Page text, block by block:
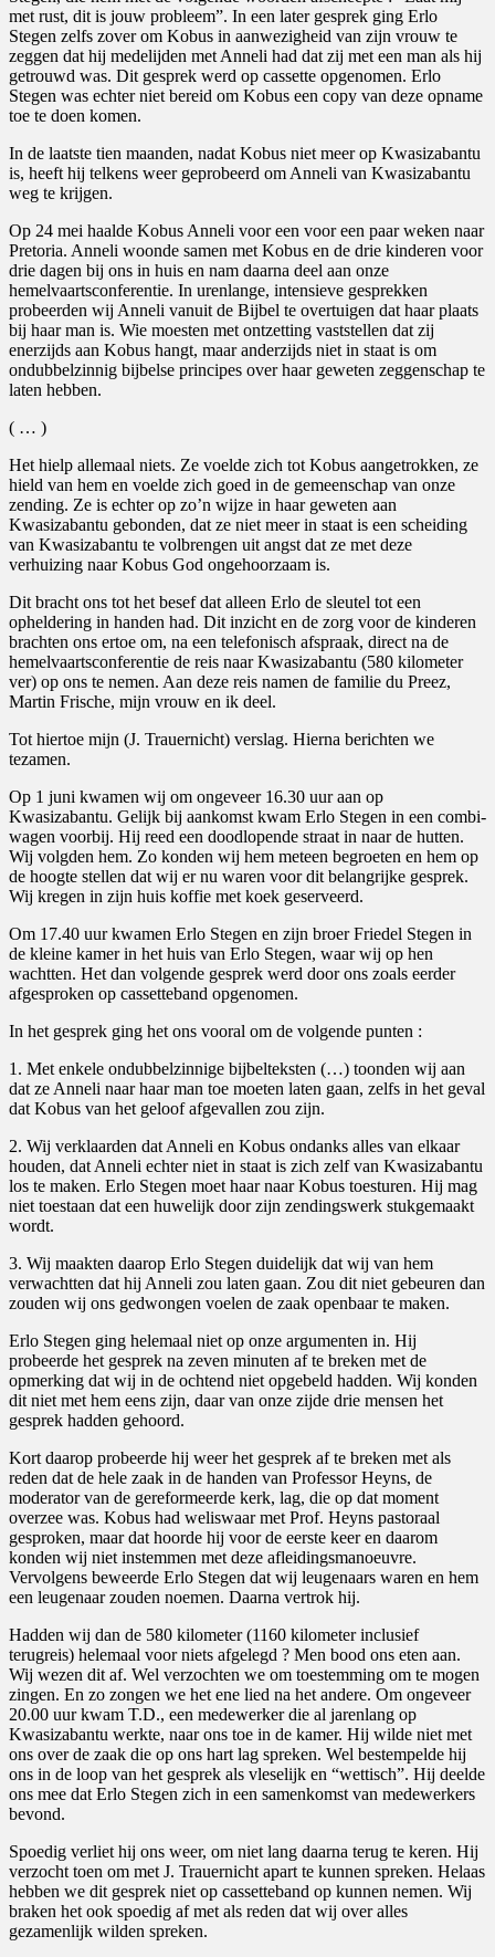
met rust, dit is jouw probleem”. In een later gesprek ging Erlo
Stegen zelfs zover om Kobus in aanwezigheid van zijn vrouw te
zeggen dat hij medelijden met Anneli had dat zij met een man als hij
getrouwd was. Dit gesprek werd op cassette opgenomen. Erlo
Stegen was echter niet bereid om Kobus een copy van deze opname
toe te doen komen.
In de laatste tien maanden, nadat Kobus niet meer op Kwasizabantu
is, heeft hij telkens weer geprobeerd om Anneli van Kwasizabantu
weg te krijgen.
Op 24 mei haalde Kobus Anneli voor een voor een paar weken naar
Pretoria. Anneli woonde samen met Kobus en de drie kinderen voor
drie dagen bij ons in huis en nam daarna deel aan onze
hemelvaartsconferentie. In urenlange, intensieve gesprekken
probeerden wij Anneli vanuit de Bijbel te overtuigen dat haar plaats
bij haar man is. Wie moesten met ontzetting vaststellen dat zij
enerzijds aan Kobus hangt, maar anderzijds niet in staat is om
ondubbelzinnig bijbelse principes over haar geweten zeggenschap te
laten hebben.
( … )
Het hielp allemaal niets. Ze voelde zich tot Kobus aangetrokken, ze
hield van hem en voelde zich goed in de gemeenschap van onze
zending. Ze is echter op zo’n wijze in haar geweten aan
Kwasizabantu gebonden, dat ze niet meer in staat is een scheiding
van Kwasizabantu te volbrengen uit angst dat ze met deze
verhuizing naar Kobus God ongehoorzaam is.
Dit bracht ons tot het besef dat alleen Erlo de sleutel tot een
opheldering in handen had. Dit inzicht en de zorg voor de kinderen
brachten ons ertoe om, na een telefonisch afspraak, direct na de
hemelvaartsconferentie de reis naar Kwasizabantu (580 kilometer
ver) op ons te nemen. Aan deze reis namen de familie du Preez,
Martin Frische, mijn vrouw en ik deel.
Tot hiertoe mijn (J. Trauernicht) verslag. Hierna berichten we
tezamen.
Op 1 juni kwamen wij om ongeveer 16.30 uur aan op
Kwasizabantu. Gelijk bij aankomst kwam Erlo Stegen in een combi-
wagen voorbij. Hij reed een doodlopende straat in naar de hutten.
Wij volgden hem. Zo konden wij hem meteen begroeten en hem op
de hoogte stellen dat wij er nu waren voor dit belangrijke gesprek.
Wij kregen in zijn huis koffie met koek geserveerd.
Om 17.40 uur kwamen Erlo Stegen en zijn broer Friedel Stegen in
de kleine kamer in het huis van Erlo Stegen, waar wij op hen
wachtten. Het dan volgende gesprek werd door ons zoals eerder
afgesproken op cassetteband opgenomen.
In het gesprek ging het ons vooral om de volgende punten :
1. Met enkele ondubbelzinnige bijbelteksten (…) toonden wij aan
dat ze Anneli naar haar man toe moeten laten gaan, zelfs in het geval
dat Kobus van het geloof afgevallen zou zijn.
2. Wij verklaarden dat Anneli en Kobus ondanks alles van elkaar
houden, dat Anneli echter niet in staat is zich zelf van Kwasizabantu
los te maken. Erlo Stegen moet haar naar Kobus toesturen. Hij mag
niet toestaan dat een huwelijk door zijn zendingswerk stukgemaakt
wordt.
3. Wij maakten daarop Erlo Stegen duidelijk dat wij van hem
verwachtten dat hij Anneli zou laten gaan. Zou dit niet gebeuren dan
zouden wij ons gedwongen voelen de zaak openbaar te maken.
Erlo Stegen ging helemaal niet op onze argumenten in. Hij
probeerde het gesprek na zeven minuten af te breken met de
opmerking dat wij in de ochtend niet opgebeld hadden. Wij konden
dit niet met hem eens zijn, daar van onze zijde drie mensen het
gesprek hadden gehoord.
Kort daarop probeerde hij weer het gesprek af te breken met als
reden dat de hele zaak in de handen van Professor Heyns, de
moderator van de gereformeerde kerk, lag, die op dat moment
overzee was. Kobus had weliswaar met Prof. Heyns pastoraal
gesproken, maar dat hoorde hij voor de eerste keer en daarom
konden wij niet instemmen met deze afleidingsmanoeuvre.
Vervolgens beweerde Erlo Stegen dat wij leugenaars waren en hem
een leugenaar zouden noemen. Daarna vertrok hij.
Hadden wij dan de 580 kilometer (1160 kilometer inclusief
terugreis) helemaal voor niets afgelegd ? Men bood ons eten aan.
Wij wezen dit af. Wel verzochten we om toestemming om te mogen
zingen. En zo zongen we het ene lied na het andere. Om ongeveer
20.00 uur kwam T.D., een medewerker die al jarenlang op
Kwasizabantu werkte, naar ons toe in de kamer. Hij wilde niet met
ons over de zaak die op ons hart lag spreken. Wel bestempelde hij
ons in de loop van het gesprek als vleselijk en “wettisch”. Hij deelde
ons mee dat Erlo Stegen zich in een samenkomst van medewerkers
bevond.
Spoedig verliet hij ons weer, om niet lang daarna terug te keren. Hij
verzocht toen om met J. Trauernicht apart te kunnen spreken. Helaas
hebben we dit gesprek niet op cassetteband op kunnen nemen. Wij
braken het ook spoedig af met als reden dat wij over alles
gezamenlijk wilden spreken.